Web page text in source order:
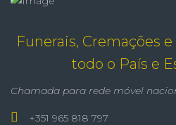
Funerais, Cremações
todo o País e
Chamada para rede móvel
+351 965 818 797